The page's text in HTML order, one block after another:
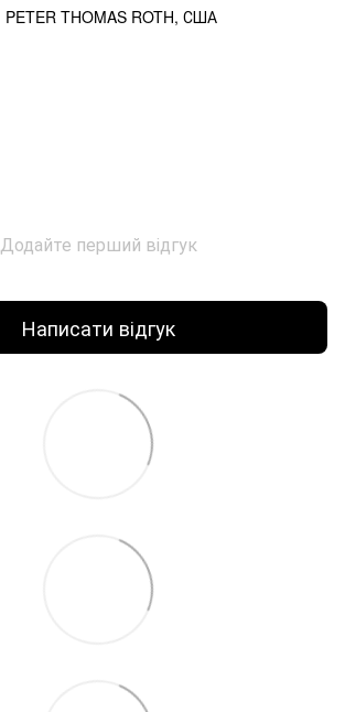
PETER THOMAS ROTH, США
Додайте перший відгук
Написати відгук